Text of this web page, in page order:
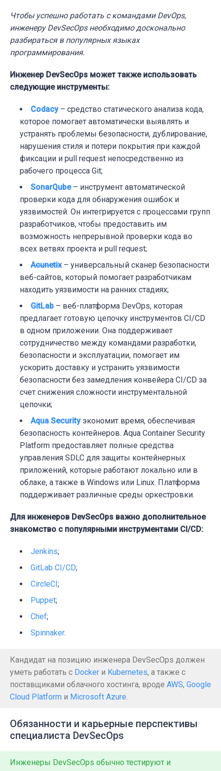
Чтобы успешно работать с командами DevOps,
инженеру DevSecOps необходимо досконально
разбираться в популярных языках
программирования.
Инженер DevSecOps может также использовать
следующие инструменты:
Codacy– средство статического анализа кода,
которое помогает автоматически выявлять и
устранять проблемы безопасности, дублирование,
нарушения стиля и потери покрытия при каждой
фиксации и pull request непосредственно из
рабочего процесса Git;
SonarQube– инструмент автоматической
проверки кода для обнаружения ошибок и
уязвимостей. Он интегрируется с процессами групп
разработчиков, чтобы предоставить им
возможность непрерывной проверки кода во
всех ветвях проекта и pull request;
Acunetix– универсальный сканер безопасности
веб-сайтов, который помогает разработчикам
находить уязвимости на ранних стадиях;
GitLab – веб-платформа DevOps, которая
предлагает готовую цепочку инструментов CI/CD
в одном приложении. Она поддерживает
сотрудничество между командами разработки,
безопасности и эксплуатации, помогает им
ускорить доставку и устранить уязвимости
безопасности без замедления конвейера CI/CD за
счет снижения сложности инструментальной
цепочки;
Aqua Securityэкономит время, обеспечивая
безопасность контейнеров. Aqua Container Security
Platform предоставляет полные средства
управления SDLC для защиты контейнерных
приложений, которые работают локально или в
облаке, а также в Windows или Linux. Платформа
поддерживает различные среды оркестровки.
Для инженеров DevSecOps важно дополнительное
знакомство с популярными инструментами CI/CD:
Jenkins;
GitLab CI/CD;
CircleCI;
Puppet;
Chef;
Spinnaker.
Кандидат на позицию инженера DevSecOps должен
уметь работать с Docker и Kubernetes, а также с
поставщиками облачного хостинга, вроде AWS, Google
Cloud Platform и Microsoft Azure.
Обязанности и карьерные перспективы
специалиста DevSecOps
Инженеры DevSecOps обычно тестируют и